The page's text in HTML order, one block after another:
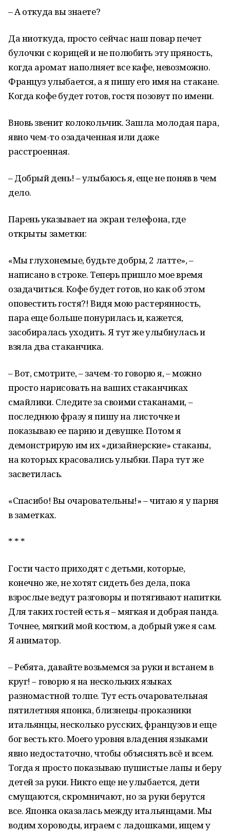
– А откуда вы знаете?
Да ниоткуда, просто сейчас наш повар печет
булочки с корицей и не полюбить эту пряность,
когда аромат наполняет все кафе, невозможно.
Француз улыбается, а я пишу его имя на стакане.
Когда кофе будет готов, гостя позовут по имени.
Вновь звенит колокольчик. Зашла молодая пара,
явно чем-то озадаченная или даже
расстроенная.
– Добрый день! – улыбаюсь я, еще не поняв в чем
дело.
Парень указывает на экран телефона, где
открыты заметки:
«Мы глухонемые, будьте добры, 2 латте», –
написано в строке. Теперь пришло мое время
озадачиться. Кофе будет готов, но как об этом
оповестить гостя?! Видя мою растерянность,
пара еще больше понурилась и, кажется,
засобиралась уходить. Я тут же улыбнулась и
взяла два стаканчика.
– Вот, смотрите, – зачем-то говорю я, – можно
просто нарисовать на ваших стаканчиках
смайлики. Следите за своими стаканами, –
последнюю фразу я пишу на листочке и
показываю ее парню и девушке. Потом я
демонстрирую им их «дизайнерские» стаканы,
на которых красовались улыбки. Пара тут же
засветилась.
«Спасибо! Вы очаровательны!» – читаю я у парня
в заметках.
* * *
Гости часто приходят с детьми, которые,
конечно же, не хотят сидеть без дела, пока
взрослые ведут разговоры и потягивают напитки.
Для таких гостей есть я – мягкая и добрая панда.
Точнее, мягкий мой костюм, а добрый уже я сам.
Я аниматор.
– Ребята, давайте возьмемся за руки и встанем в
круг! – говорю я на нескольких языках
разномастной толпе. Тут есть очаровательная
пятилетняя японка, близнецы-проказники
итальянцы, несколько русских, французов и еще
бог весть кто. Моего уровня владения языками
явно недостаточно, чтобы объяснять всё и всем.
Тогда я просто показываю пушистые лапы и беру
детей за руки. Никто еще не улыбается, дети
смущаются, скромничают, но за руки берутся
все. Японка оказалась между итальянцами. Мы
водим хороводы, играем с ладошками, ищем у